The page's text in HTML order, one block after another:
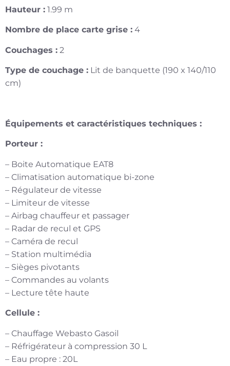
Hauteur : 1.99 m
Nombre de place carte grise : 4
Couchages : 2
Type de couchage : Lit de banquette (190 x 140/110
cm)
Équipements et caractéristiques techniques :
Porteur :
– Boite Automatique EAT8
– Climatisation automatique bi-zone
– Régulateur de vitesse
– Limiteur de vitesse
– Airbag chauffeur et passager
– Radar de recul et GPS
– Caméra de recul
– Station multimédia
– Sièges pivotants
– Commandes au volants
– Lecture tête haute
Cellule :
– Chauffage Webasto Gasoil
– Réfrigérateur à compression 30 L
– Eau propre : 20L